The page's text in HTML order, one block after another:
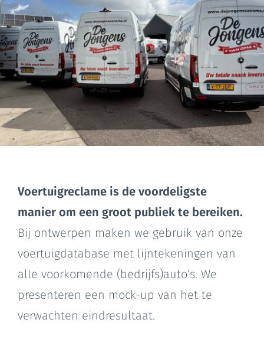
Voertuigreclame is de voordeligste
manier om een groot publiek te bereiken.
Bij ontwerpen maken we gebruik van onze
voertuigdatabase met lijntekeningen van
alle voorkomende (bedrijfs)auto’s. We
presenteren een mock-up van het te
verwachten eindresultaat.